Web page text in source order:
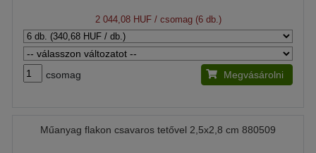
2 044,08 HUF/ csomag (6 db.)
csomag Megvásárolni
Műanyag flakon csavaros tetővel 2,5x2,8 cm 880509